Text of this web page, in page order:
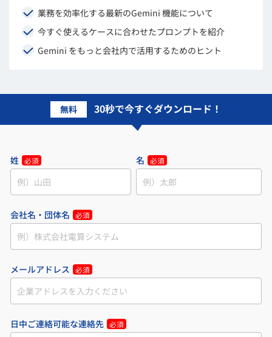
業務を効率化する最新のGemini 機能について
今すぐ使えるケースに合わせたプロンプトを紹介
Gemini をもっと会社内で活用するためのヒント
無料 30秒で今すぐダウンロード！
姓 必須 名 必須
会社名・団体名 必須
メールアドレス 必須
日中ご連絡可能な連絡先 必須